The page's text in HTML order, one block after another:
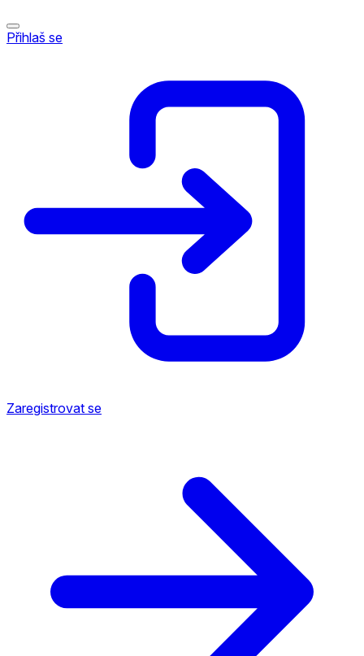
Přihlaš se
Zaregistrovat se